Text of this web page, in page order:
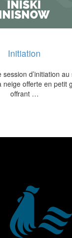
Initiation
session d’initiation au
neige offerte en petit
offrant …